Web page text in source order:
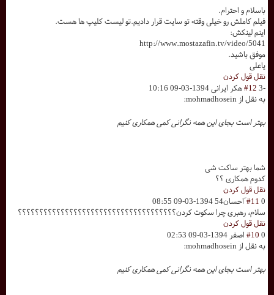
باسلام و احترام.
فیلم کاملش رو خیلی وقته تو سایت قرار دادیم.تو لیست کلیپ ها هست.
اینم لینکش:
http://www.mostazafin.tv/video/5041
موفق باشید.
یاعلی
نقل قول کردن
-3
#12هکر ایرانی1394-03-09 10:16
به نقل از mohmadhosein:
بهتر است بجای این همه نگرانی کمی همکاری کنیم
شما بهتر ساکت شی
کدوم همکاری ؟؟
نقل قول کردن
0
#11 َاحسان54
1394-03-09 08:55
سلام، رهبری چرا سکوت کردن؟؟؟؟؟؟؟؟؟؟؟؟؟؟؟؟؟؟؟؟؟؟؟؟؟؟؟؟؟؟؟؟؟؟؟؟؟
نقل قول کردن
0
#10 اصفر 1394-03-09 02:53
به نقل از mohmadhosein:
بهتر است بجای این همه نگرانی کمی همکاری کنیم